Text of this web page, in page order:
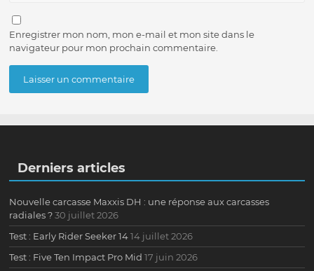
Enregistrer mon nom, mon e-mail et mon site dans le
navigateur pour mon prochain commentaire.
Derniers articles
Nouvelle carcasse Maxxis DH : une réponse aux carcasses
radiales ? 30 juillet 2026
Test : Early Rider Seeker 14 14 juillet 2026
Test : Five Ten Impact Pro Mid 17 juin 2026